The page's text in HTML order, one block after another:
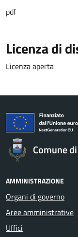
pdf
Licenza di
Licenza aperta
Comune
AMMINISTRAZIONE
Organi di governo
Aree amministrative
Uffici